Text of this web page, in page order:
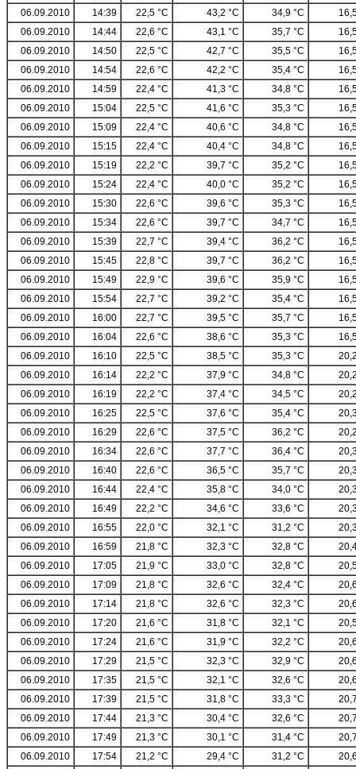
06.09.2010
14:39 22,5 °C 43,2 °C 34,9 °C
06.09.2010
14:44 22,6 °C 43,1 °C 35,7 °C
06.09.2010
14:50 22,5 °C 42,7 °C 35,5 °C
06.09.2010
14:54 22,6 °C 42,2 °C 35,4 °C
06.09.2010
14:59 22,4 °C 41,3 °C 34,8 °C
06.09.2010
15:04 22,5 °C 41,6 °C 35,3 °C
06.09.2010
15:09 22,4 °C 40,6 °C 34,8 °C
06.09.2010
15:15 22,4 °C 40,4 °C 34,8 °C
06.09.2010
15:19 22,2 °C 39,7 °C 35,2 °C
06.09.2010
15:24 22,4 °C 40,0 °C 35,2 °C
06.09.2010
15:30 22,6 °C 39,6 °C 35,3 °C
06.09.2010
15:34 22,6 °C 39,7 °C 34,7 °C
06.09.2010
15:39 22,7 °C 39,4 °C 36,2 °C
06.09.2010
15:45 22,8 °C 39,7 °C 36,2 °C
06.09.2010
15:49 22,9 °C 39,6 °C 35,9 °C
06.09.2010
15:54 22,7 °C 39,2 °C 35,4 °C
06.09.2010
16:00 22,7 °C 39,5 °C 35,7 °C
06.09.2010
16:04 22,6 °C 38,6 °C 35,3 °C
06.09.2010
16:10 22,5 °C 38,5 °C 35,3 °C
06.09.2010
16:14 22,2 °C 37,9 °C 34,8 °C
06.09.2010
16:19 22,2 °C 37,4 °C 34,5 °C
06.09.2010
16:25 22,5 °C 37,6 °C 35,4 °C
06.09.2010
16:29 22,6 °C 37,5 °C 36,2 °C
06.09.2010
16:34 22,6 °C 37,7 °C 36,4 °C
06.09.2010
16:40 22,6 °C 36,5 °C 35,7 °C
06.09.2010
16:44 22,4 °C 35,8 °C 34,0 °C
06.09.2010
16:49 22,2 °C 34,6 °C 33,6 °C
06.09.2010
16:55 22,0 °C 32,1 °C 31,2 °C
06.09.2010
16:59 21,8 °C 32,3 °C 32,8 °C
06.09.2010
17:05 21,9 °C 33,0 °C 32,8 °C
06.09.2010
17:09 21,8 °C 32,6 °C 32,4 °C
06.09.2010
17:14 21,8 °C 32,6 °C 32,3 °C
06.09.2010
17:20 21,6 °C 31,8 °C 32,1 °C
06.09.2010
17:24 21,6 °C 31,9 °C 32,2 °C
06.09.2010
17:29 21,5 °C 32,3 °C 32,9 °C
06.09.2010
17:35 21,5 °C 32,1 °C 32,6 °C
06.09.2010
17:39 21,5 °C 31,8 °C 33,3 °C
06.09.2010
17:44 21,3 °C 30,4 °C 32,6 °C
06.09.2010
17:49 21,3 °C 30,1 °C 31,4 °C
06.09.2010
17:54 21,2 °C 29,4 °C 31,2 °C